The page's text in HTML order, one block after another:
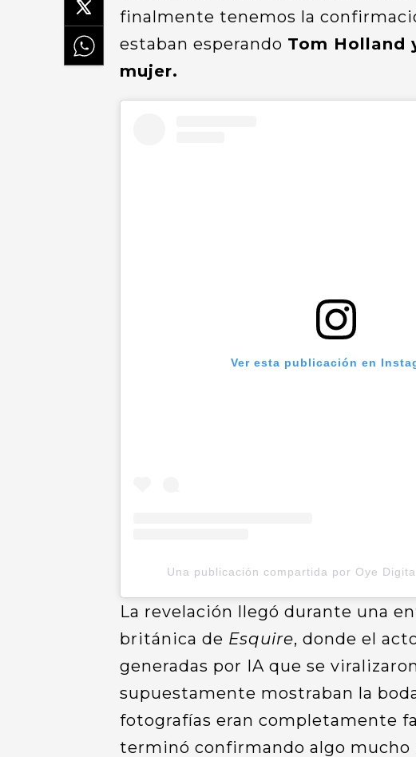
finalmente tenemos la
estaban esperando Tom Holland
mujer.
Ver esta publicación en
Una publicación compartida por Oye
La revelación llegó durante una
británica de Esquire, donde el
generadas por IA que se
supuestamente mostraban la
fotografías eran completamente
terminó confirmando algo